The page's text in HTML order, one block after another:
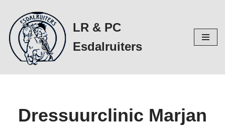
Ga
naar
de
inhoud
LR & PC
Esdalruiters
Dressuurclinic Marjan